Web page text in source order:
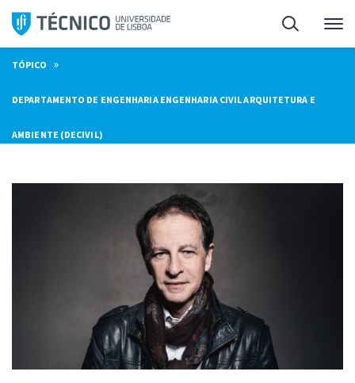
Saltar
para
o
conteúdo
Pesquisa
TÓPICO »
DEPARTAMENTO DE ENGENHARIA ENGENHARIA CIVIL ARQUITETURA E
AMBIENTE (DECIVIL)